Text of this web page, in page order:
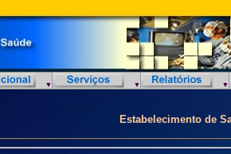
Estabelecimento de